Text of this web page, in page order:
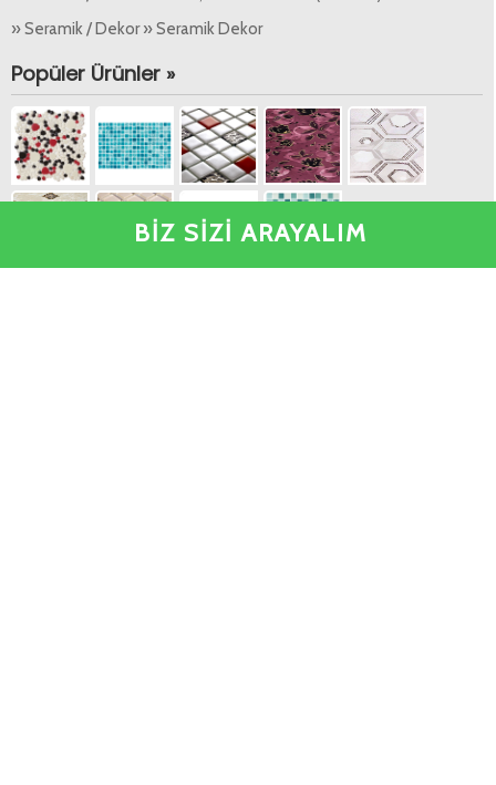
BİZ SİZİ ARAYALIM
» Seramik / Dekor » Seramik Dekor
Popüler Ürünler »